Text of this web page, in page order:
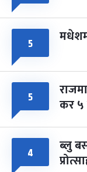
५
५ कर ५
४ ब्लु